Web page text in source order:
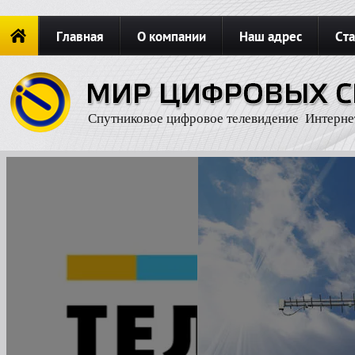
Главная О компании Наш адрес
Новости Карта сайта
Спутниковое цифровое телевидение